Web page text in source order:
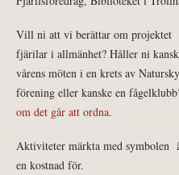
Vill ni att vi berättar om projektet
fjärilar i allmänhet? Håller ni
vårens möten i en krets av
förening eller kanske en
om det går att ordna.
Aktiviteter märkta med symbolen
en kostnad för.